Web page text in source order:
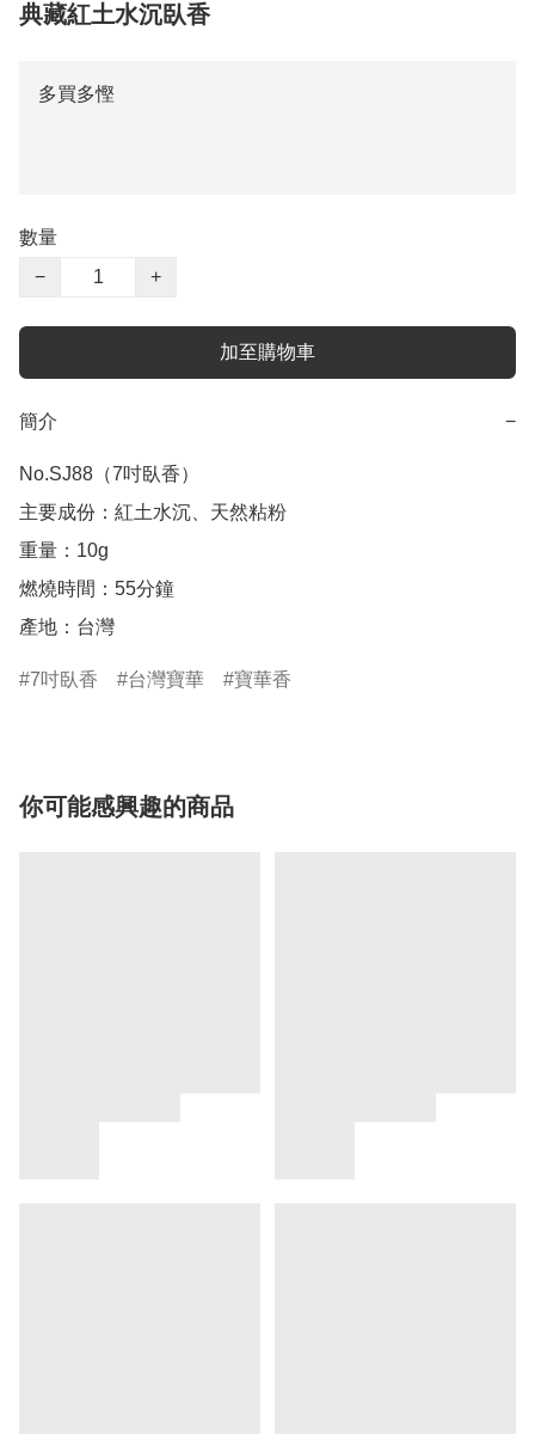
典藏紅土水沉臥香
多買多慳
數量
−
+
加至購物車
簡介 −
No.SJ88（7吋臥香）
主要成份：紅土水沉、天然粘粉
重量：10g
燃燒時間：55分鐘
產地：台灣
7吋臥香 台灣寶華 寶華香
你可能感興趣的商品